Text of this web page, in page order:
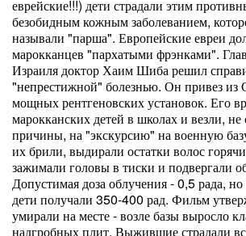
еврейские!!!) дети страдали этим
безобидным кожным заболеванием,
называли "парша". Европейские евреи
марокканцев "пархатыми фрэнками".
Израиля доктор Хаим Шиба решил
"непрестижной" болезнью. Он привез
мощных рентгеновских установок. Его
марокканских детей в школах и везли, не
причины, на "экскурсию" на военную
их брили, выдирали остатки волос
зажимали головы в тиски и подвергали
Допустимая доза облучения - 0,5 рада,
дети получали 350-400 рад. Фильм
умирали на месте - возле базы выросло
надгробных плит. Выжившие страдали